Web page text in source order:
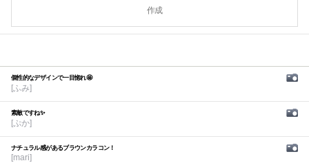
作成
個性的なデザインで一目惚れ🤩
[ふみ]
素敵ですね✨
[ぷか]
ナチュラル感があるブラウンカラコン！
[mari]